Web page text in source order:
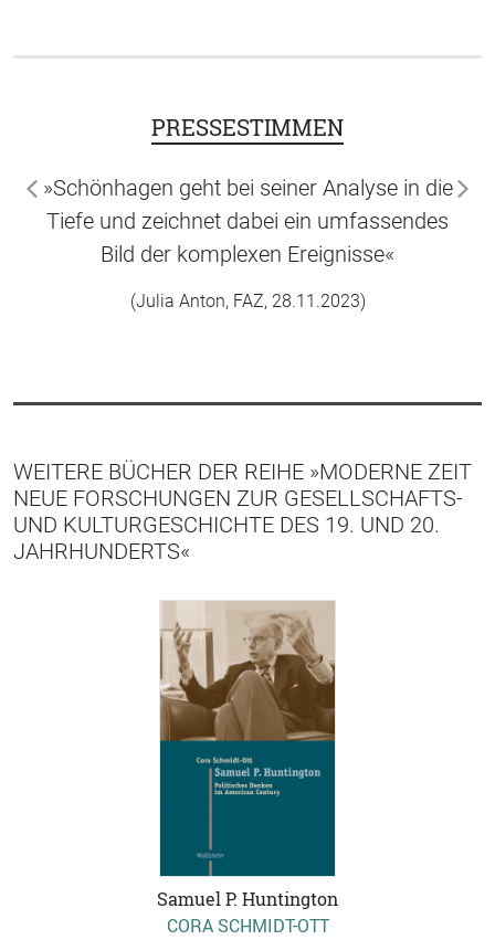
PRESSESTIMMEN
»Schönhagen geht bei seiner Analyse in die
Tiefe und zeichnet dabei ein umfassendes
Bild der komplexen Ereignisse«
(Julia Anton, FAZ, 28.11.2023)
zurück
WEITERE BÜCHER DER REIHE »MODERNE ZEIT
NEUE FORSCHUNGEN ZUR GESELLSCHAFTS-
UND KULTURGESCHICHTE DES 19. UND 20.
JAHRHUNDERTS«
Samuel P. Huntington
CORA SCHMIDT-OTT